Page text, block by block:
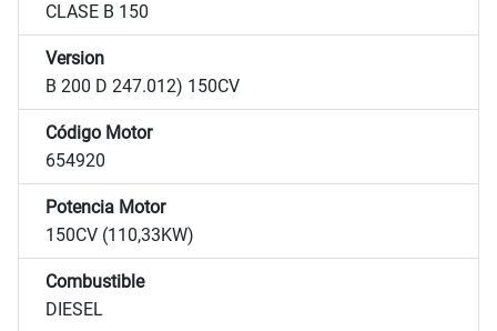
CLASE B 150
Version
B 200 D 247.012) 150CV
Código Motor
654920
Potencia Motor
150CV (110,33KW)
Combustible
DIESEL